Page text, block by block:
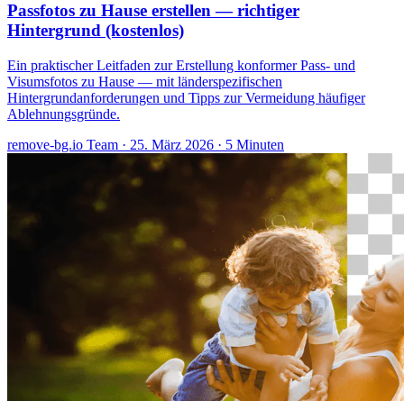
Passfotos zu Hause erstellen — richtiger
Hintergrund (kostenlos)
Ein praktischer Leitfaden zur Erstellung konformer Pass- und
Visumsfotos zu Hause — mit länderspezifischen
Hintergrundanforderungen und Tipps zur Vermeidung häufiger
Ablehnungsgründe.
remove-bg.io Team · 25. März 2026 · 5 Minuten